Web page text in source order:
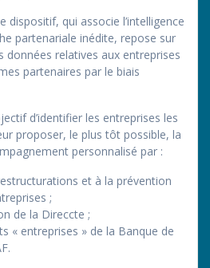
dispositif, qui associe l’intelligence
partenariale inédite, repose sur
données relatives aux entreprises
partenaires par le biais
d’identifier les entreprises les
proposer, le plus tôt possible, la
personnalisé par :
et à la prévention
;
de la Direccte ;
« entreprises » de la Banque de